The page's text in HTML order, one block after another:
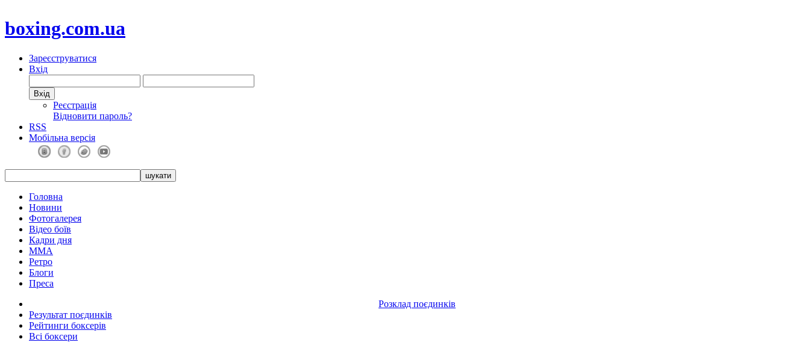
boxing.com.ua
Зареєструватися
Вхід
Реєстрація
Відновити пароль?
RSS
Мобільна версія
Головна
Новини
Фотогалерея
Відео боїв
Кадри дня
ММА
Ретро
Блоги
Преса
Розклад поєдинків
Результат поєдинків
Рейтинги боксерів
Всі боксери